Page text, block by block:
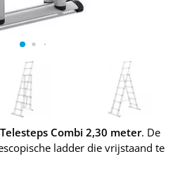
Telesteps Combi 2,30 meter. De
ladder die vrijstaand te